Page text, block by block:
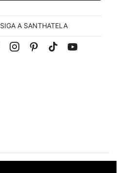
SIGA A SANTHATELA
InstagramPinterest
Tik-Youtube